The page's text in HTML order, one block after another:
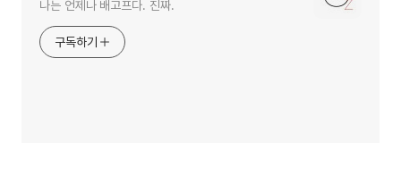
나는 언제나 배고프다. 진짜.
구독하기